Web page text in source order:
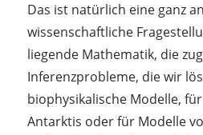
Das ist natürlich eine ganz
wissenschaftliche
liegende Mathematik, die
Inferenzprobleme, die wir
biophysikalische Modelle,
Antarktis oder für Modelle